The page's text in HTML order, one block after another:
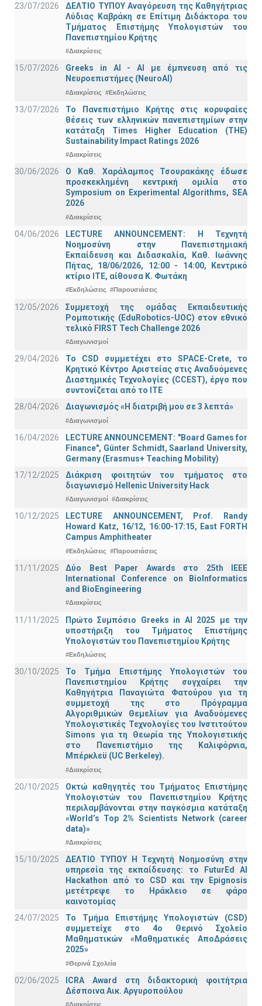
23/07/2026
ΔΕΛΤΙΟ ΤΥΠΟΥ Αναγόρευση της Καθηγήτριας
Λύδιας Καβράκη σε Επίτιμη Διδάκτορα του
Τμήματος Επιστήμης Υπολογιστών του
Πανεπιστημίου Κρήτης
#Διακρίσεις
15/07/2026
Greeks in AI - ΑΙ με έμπνευση από τις
Νευροεπιστήμες (NeuroAI)
#Διακρίσεις #Εκδηλώσεις
13/07/2026
Το Πανεπιστήμιο Κρήτης στις κορυφαίες
θέσεις των ελληνικών πανεπιστημίων στην
κατάταξη Times Higher Education (ΤΗΕ)
Sustainability Impact Ratings 2026
#Διακρίσεις
30/06/2026
Ο Καθ. Χαράλαμπος Τσουρακάκης έδωσε
προσκεκλημένη κεντρική ομιλία στο
Symposium on Experimental Algorithms, SEA
2026
#Διακρίσεις
04/06/2026
LECTURE ANNOUNCEMENT: Η Τεχνητή
Νοημοσύνη στην Πανεπιστημιακή
Εκπαίδευση και Διδασκαλία, Καθ. Ιωάννης
Πήτας, 18/06/2026, 12:00 - 14:00, Κεντρικό
κτίριο ΙΤΕ, αίθουσα Κ. Φωτάκη
#Εκδηλώσεις #Παρουσιάσεις
12/05/2026
Συμμετοχή της ομάδας Εκπαιδευτικής
Ρομποτικής (EduRobotics-UOC) στον εθνικό
τελικό FIRST Tech Challenge 2026
#Διαγωνισμοί
29/04/2026
Το CSD συμμετέχει στο SPACE-Crete, το
Κρητικό Κέντρο Αριστείας στις Αναδυόμενες
Διαστημικές Τεχνολογίες (CCEST), έργο που
συντονίζεται από το ΙΤΕ
28/04/2026
Διαγωνισμός «Η διατριβή μου σε 3 λεπτά»
#Διαγωνισμοί
16/04/2026
LECTURE ANNOUNCEMENT: "Board Games for
Finance", Günter Schmidt, Saarland University,
Germany (Erasmus+ Teaching Mobility)
17/12/2025
Διάκριση φοιτητών του τμήματος στο
διαγωνισμό Hellenic University Hack
#Διαγωνισμοί #Διακρίσεις
10/12/2025
LECTURE ANNOUNCEMENT, Prof. Randy
Howard Katz, 16/12, 16:00-17:15, East FORTH
Campus Amphitheater
#Εκδηλώσεις #Παρουσιάσεις
11/11/2025
Δύο Best Paper Awards στο 25th IEEE
International Conference on BioInformatics
and BioEngineering
#Διακρίσεις
11/11/2025
Πρώτο Συμπόσιο Greeks in AI 2025 με την
υποστήριξη του Τμήματος Επιστήμης
Υπολογιστών του Πανεπιστημίου Κρήτης
#Εκδηλώσεις
30/10/2025
Το Τμήμα Επιστήμης Υπολογιστών του
Πανεπιστημίου Κρήτης συγχαίρει την
Καθηγήτρια Παναγιώτα Φατούρου για τη
συμμετοχή της στο Πρόγραμμα
Αλγοριθμικών Θεμελίων για Αναδυόμενες
Υπολογιστικές Τεχνολογίες του Ινστιτούτου
Simons για τη Θεωρία της Υπολογιστικής
στο Πανεπιστήμιο της Καλιφόρνια,
Μπέρκλεϋ (UC Berkeley).
#Διακρίσεις
20/10/2025
Οκτώ καθηγητές του Τμήματος Επιστήμης
Υπολογιστών του Πανεπιστημίου Κρήτης
περιλαμβάνονται στην παγκόσμια κατάταξη
«World’s Top 2% Scientists Network (career
data)»
#Διακρίσεις
15/10/2025
ΔΕΛΤΙΟ ΤΥΠΟΥ H Tεχνητή Νοημοσύνη στην
υπηρεσία της εκπαίδευσης: το FuturEd AI
Hackathon από το CSD και την Epignosis
μετέτρεψε το Ηράκλειο σε φάρο
καινοτομίας
24/07/2025
Το Τμήμα Επιστήμης Υπολογιστών (CSD)
συμμετείχε στο 4ο Θερινό Σχολείο
Μαθηματικών «Μαθηματικές ΑποΔράσεις
2025»
#Θερινά Σχολεία
02/06/2025
ICRA Award στη διδακτορική φοιτήτρια
Δέσποινα Αικ. Αργυροπούλου
#Διακρίσεις